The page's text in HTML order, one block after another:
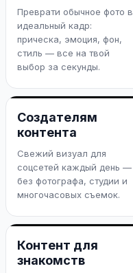
Преврати обычное фото в
идеальный кадр:
прическа, эмоция, фон,
стиль — все на твой
выбор за секунды.
Создателям
контента
Свежий визуал для
соцсетей каждый день —
без фотографа, студии и
многочасовых съемок.
Контент для
знакомств